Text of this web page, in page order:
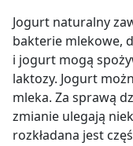
Jogurt naturalny
bakterie mlekowe,
i jogurt mogą
laktozy. Jogurt
mleka. Za sprawą
zmianie ulegają
rozkładana jest